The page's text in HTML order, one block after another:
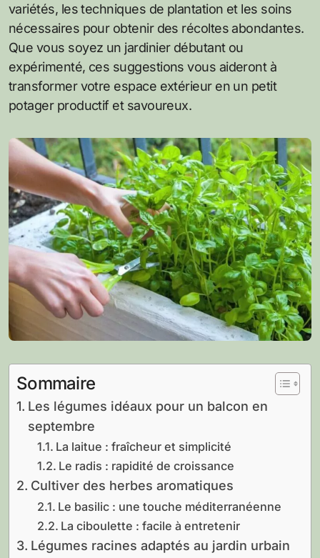
variétés, les techniques de plantation et les soins
nécessaires pour obtenir des récoltes abondantes.
Que vous soyez un jardinier débutant ou
expérimenté, ces suggestions vous aideront à
transformer votre espace extérieur en un petit
potager productif et savoureux.
Sommaire
Les légumes idéaux pour un balcon en
septembre
La laitue : fraîcheur et simplicité
Le radis : rapidité de croissance
Cultiver des herbes aromatiques
Le basilic : une touche méditerranéenne
La ciboulette : facile à entretenir
Légumes racines adaptés au jardin urbain